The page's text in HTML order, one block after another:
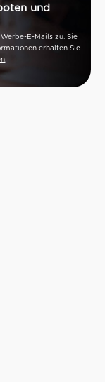
und
E-Mails zu. Sie
erhalten Sie